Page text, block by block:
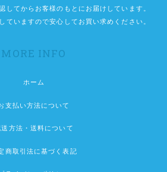
してからお客様のもとにお届けしています。
ていますので安心してお買い求めください。
MORE INFO
ホーム
支払い方法について
送方法・送料について
商取引法に基づく表記